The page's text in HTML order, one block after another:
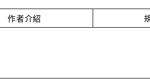
作者介紹